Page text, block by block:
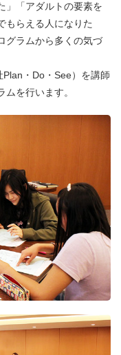
」「アダルトの要素を
もらえる人になりた
グラムから多くの気づ
・Do・See）を講師
を行います。